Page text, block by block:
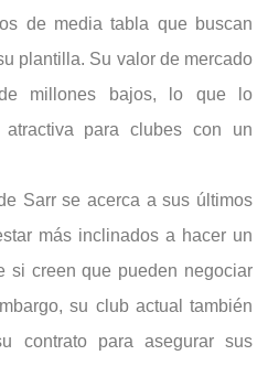
de media tabla que buscan
plantilla. Su valor de mercado
millones bajos, lo que lo
para clubes con un
Sarr se acerca a sus últimos
más inclinados a hacer un
si creen que pueden negociar
su club actual también
contrato para asegurar sus